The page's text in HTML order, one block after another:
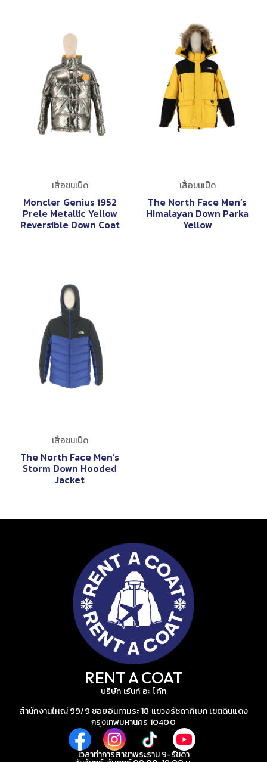
เสื้อขนเป็ด
Moncler Genius 1952
Prele Metallic Yellow
Reversible Down Coat
เสื้อขนเป็ด
The North Face Men’s
Himalayan Down Parka
Yellow
เสื้อขนเป็ด
The North Face Men’s
Storm Down Hooded
Jacket
RENT A COAT
บริษัท เร้นท์ อะ โค้ท
สำนักงานใหญ่ 99/9 ซอยอินทามระ 18 แขวงรัชดาภิเษก เขตดินแดง
กรุงเทพมหานคร 10400
เวลาทำการสาขาพระราม 9-รัชดา